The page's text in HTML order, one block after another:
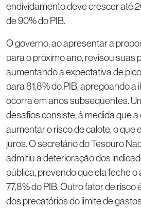
endividamento deve crescer até
de 90% do PIB.
O governo, ao apresentar a
para o próximo ano, revisou suas
aumentando a expectativa de
para 81,8% do PIB, apregoando a
ocorra em anos subsequentes.
desafios consiste, à medida que a
aumentar o risco de calote, o que
juros. O secretário do Tesouro
admitiu a deterioração dos
pública, prevendo que ela feche o
77,8% do PIB. Outro fator de risco
dos precatórios do limite de